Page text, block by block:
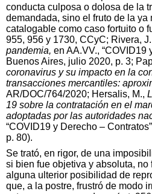
conducta culposa o dolosa de la
demandada, sino el fruto de la ya
catalogable como caso fortuito o
955, 956 y 1730, CCyC; Rivera,
pandemia, en AA.VV., “COVID19
Buenos Aires, julio 2020, p. 3;
coronavirus y su impacto en la
transacciones mercantiles:
AR/DOC/764/2020; Hersalis, M.,
19 sobre la contratación en el
adoptadas por las autoridades
“COVID19 y Derecho –
p. 80).
Se trató, en rigor, de una
si bien fue objetiva y absoluta,
alguna ulterior posibilidad de
que, a la postre, frustró de modo